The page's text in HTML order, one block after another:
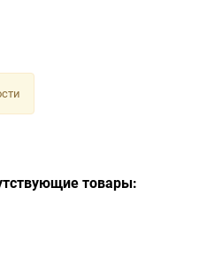
товары: